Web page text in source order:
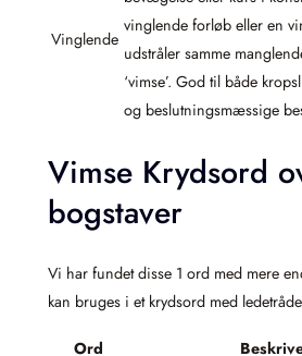
Vinglende
vinglende forløb eller en
udstråler samme
‘vimse’. God til både
og beslutningsmæssige
Vimse Krydsord
bogstaver
Vi har fundet disse 1 ord med mere
kan bruges i et krydsord med
Ord